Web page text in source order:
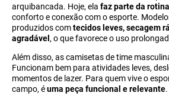
arquibancada. Hoje, ela faz parte da rotina
conforto e conexão com o esporte.
produzidos comtecidos leves,secagem
agradável , o que favorece o uso
Além disso, as camisetas de time
Funcionam bem para atividades leves,
momentos de lazer. Para quem vive o
campo, éuma peça funcional e relevante.